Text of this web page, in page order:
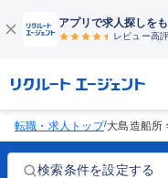
アプリで求人探しを
レビュー高
転職・求人トップ/大島造船所
検索条件を設定する